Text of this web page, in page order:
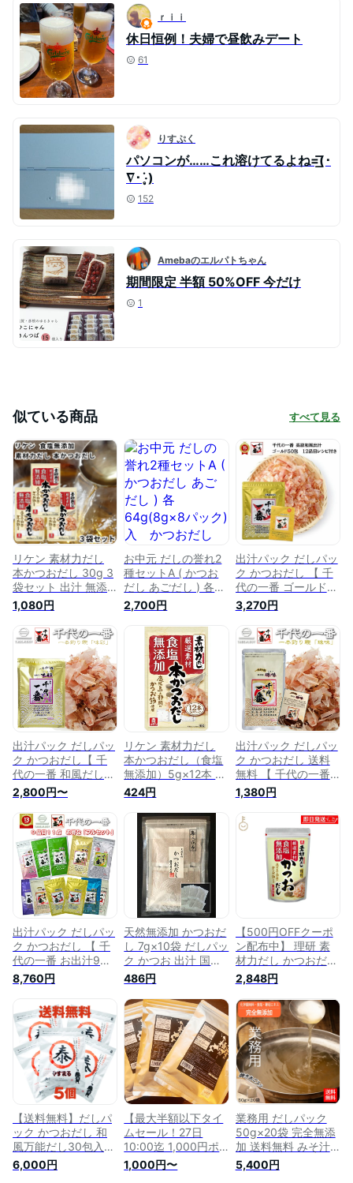
ｒｉｉ
休日恒例！夫婦で昼飲みデート
61
りすぷく
パソコンが……これ溶けてるよね=͟͟͞͞(･
∇･ ‧̣̥̇)
152
Amebaのエルパトちゃん
期間限定 半額 50%OFF 今だけ
1
似ている商品 すべて見る
リケン 素材力だし
本かつおだし 30g 3
袋セット 出汁 無添
加 和風だし 鰹 理研
ビタミン だし かつ
おだし 食塩無添加
1,080円
お中元 だしの誉れ2
種セットA ( かつお
だし あごだし ) 各
64g(8g×8パック)
入 かつおだし 鰹
出汁パック 出汁 だ
し 味噌汁 無添加 常
温保存 送料無料 贈
答 ギフト プレゼン
2,700円
出汁パック だしパッ
ク かつおだし 【 千
代の一番 ゴールド
和風だし 50包入
(8gx50包) レシピ 付
】「 粉末 だし 無添
加 ギフト お中元 家
庭用 粉末だし かつ
お 鰹 国産 飲むお出
汁 飲むだし 飲む出
汁 根昆布 ねこぶだ
し 出汁パック 出汁
無添加 」 《 あす楽
》【正規品】
3,270円
出汁パック だしパッ
ク かつおだし【 千
代の一番 和風だし
「味彩」 送料無料
（8g×30包） 出汁
パック 粉末 無添加
ギフト お中元 家庭
用 粉末だし かつお
出汁醤油 国産 お家
ごはん 料理 調味料
鰹 絶品 飲むだし 飲
む出汁 ダシ 出汁パ
ック 最速発送【正規
品】
2,800円〜
リケン 素材力だし
本かつおだし（食塩
無添加）5g×12本 和
風だし かつおだし
粉末だし 無添加 国
産かつお 使用 出汁
調味料 だしの素 料
理用 和食 味噌汁 煮
物 減塩志向 無添加
調味料 健康志向 楽
天 おすすめ 人気
424円
出汁パック だしパッ
ク かつおだし 送料
無料 【 千代の一番
和風だし 無添加 珠
味 10包入（7.0g×10
包） 】 出汁 パック
粉末 無添加 ギフト
お中元 家庭用 粉末
だし 国産 飲むお出
汁 飲むだし 飲む出
汁だし 無添加 ダシ
だしパック ギフト
1,380円
出汁パック だしパッ
ク かつおだし 【 千
代の一番 お出汁9種
類全品11個 】 【お
徳用】「 フルセット
出汁 パック 粉末 無
添加 ギフト お中元
家庭用 粉末だし 国
産 飲むだし 飲む出
汁 だし パック ダシ
だし 無添加 だし 無
添加 出汁 ギフト 」
【 送料無料 】【正
規品】
8,760円
天然無添加 かつおだ
し 7g×10袋 だしパッ
ク かつお 出汁 国産
原料 天然素材100％
ダシ みそ汁 味噌汁
和風だし 化学調味料
無添加 食塩無添加
486円
【500円OFFクーポ
ン配布中】 理研 素
材力だし かつおだし
業務用 500g かつお
節粉末 粉末 かつお
節 かつお 鰹 カツオ
和風だしの素 和風
だしの素 出汁の素
出汁 ダシ 化学調味
料無添加 食塩無添加
業務用 送料無料
2,848円
【送料無料】だしパ
ック かつおだし 和
風万能だし30包入り
5袋 / やすまるだし
合わせだし 出汁パッ
6,000円
【最大半額以下タイ
ムセール！27日
10:00迄 1,000円ポ
ッキリ～！】 だしパ
ック 国産 【.北海道
1,000円〜
業務用 だしパック
50g×20袋 完全無添
加 送料無料 みそ汁
焼きあご あごだし
かつおだし かつお
5,400円